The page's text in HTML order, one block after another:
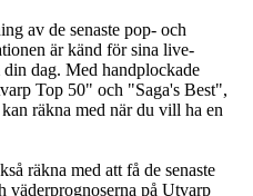
av de senaste pop- och
är känd för sina live-
dag. Med handplockade
Top 50" och "Saga's Best",
räkna med när du vill ha en
räkna med att få de senaste
väderprognoserna på Utvarp